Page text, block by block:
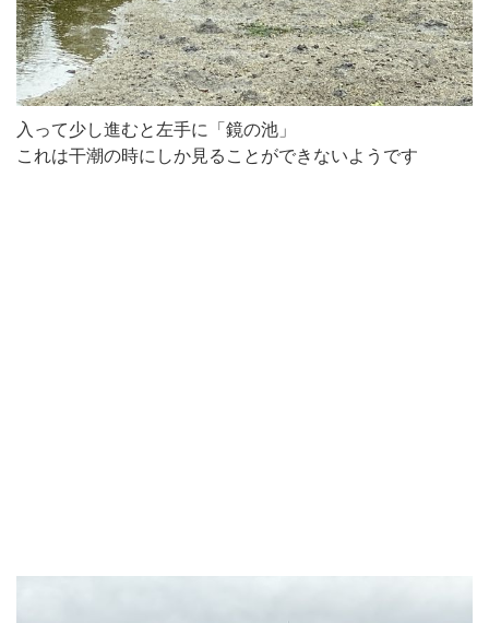
入って少し進むと左手に「鏡の池」
これは干潮の時にしか見ることができないようです